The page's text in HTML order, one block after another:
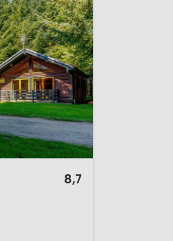
8,7